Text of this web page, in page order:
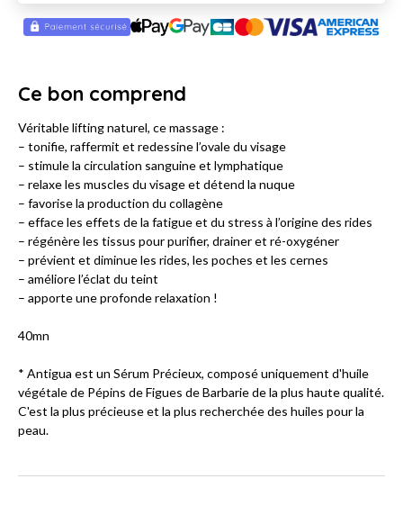
Ce bon comprend
Véritable lifting naturel, ce massage :
– tonifie, raffermit et redessine l’ovale du visage
– stimule la circulation sanguine et lymphatique
– relaxe les muscles du visage et détend la nuque
– favorise la production du collagène
– efface les effets de la fatigue et du stress à l’origine des rides
– régénère les tissus pour purifier, drainer et ré-oxygéner
– prévient et diminue les rides, les poches et les cernes
– améliore l’éclat du teint
– apporte une profonde relaxation !
40mn
* Antigua est un Sérum Précieux, composé uniquement d'huile
végétale de Pépins de Figues de Barbarie de la plus haute qualité.
C'est la plus précieuse et la plus recherchée des huiles pour la
peau.